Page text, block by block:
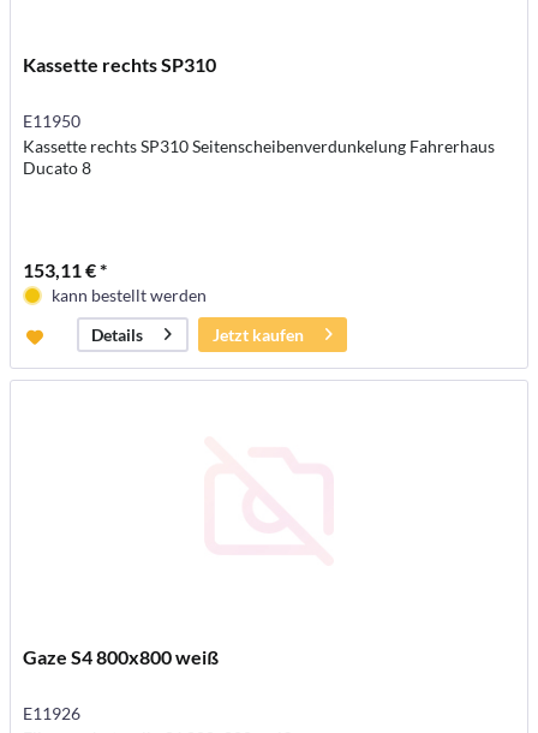
Kassette rechts SP310
E11950
Kassette rechts SP310 Seitenscheibenverdunkelung Fahrerhaus
Ducato 8
153,11 € *
kann bestellt werden
Details
Jetzt kaufen
Gaze S4 800x800 weiß
E11926